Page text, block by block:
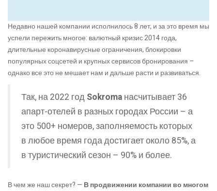
Недавно нашей компании исполнилось 8 лет, и за это время мы
успели пережить многое: валютный кризис 2014 года,
длительные коронавирусные ограничения, блокировки
популярных соцсетей и крупных сервисов бронирования –
однако все это не мешает нам и дальше расти и развиваться.
Так, на 2022 год Sokroma насчитывает 36
апарт-отелей в разных городах России – а
это 500+ номеров, заполняемость которых
в любое время года достигает около 85%, а
в туристический сезон – 90% и более.
В чем же наш секрет? — В продвижении компании во многом